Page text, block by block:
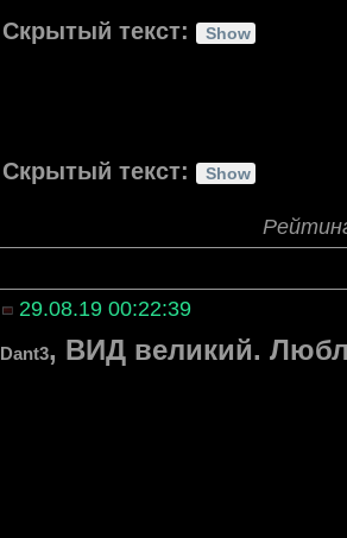
Скрытый текст:
Скрытый текст:
29.08.19 00:22:39
Dant3, ВИД великий.